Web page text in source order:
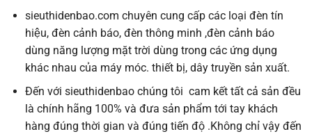
sieuthidenbao.com chuyên cung cấp các loại đèn tín
hiệu, đèn cảnh báo, đèn thông minh ,đèn cảnh báo
dùng năng lượng mặt trời dùng trong các ứng dụng
khác nhau của máy móc. thiết bị, dây truyền sản xuất.
Đến với sieuthidenbao chúng tôi cam kết tất cả sản đều
là chính hãng 100% và đưa sản phẩm tới tay khách
hàng đúng thời gian và đúng tiến độ .Không chỉ vậy đến